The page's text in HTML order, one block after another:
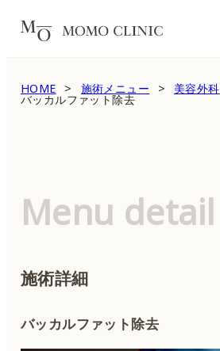
HOME 施術メニュー 美容外科
バッカルファット除去
Menu detail
施術詳細
バッカルファット除去